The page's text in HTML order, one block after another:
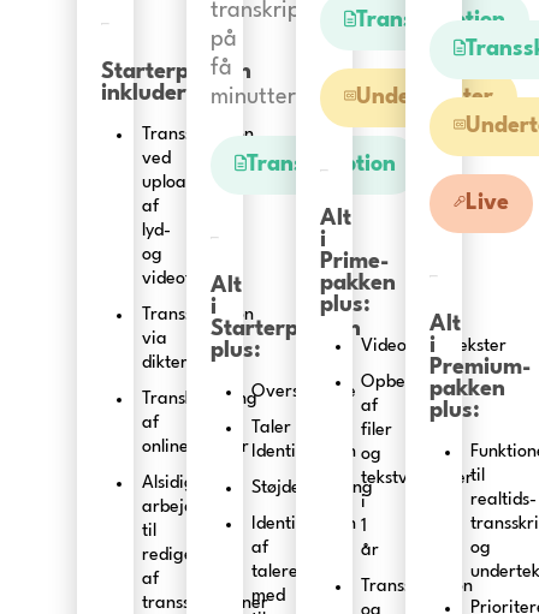
Starterpakken
inkluderer:
Transskription
ved
upload
af
lyd-
og
videofiler
Transskription
via
diktering
Transkribering
af
onlinevideoer
Alsidig
arbejdsplads
til
redigering
af
transskriptioner
transkriptioner
på
få
minutter.
Transskription
Alt
i
Starterpakken
plus:
Oversættelse
Taler
Identifikation
Støjdetektering
Identifikation
af
talere
med
Transskription
Undertekster
Alt
i
Prime-
pakken
plus:
Videoundertekster
Opbevaring
af
filer
og
tekstversioner
i
1
år
Transskription
Live
Alt
i
Premium-
pakken
plus:
til
realtids-
og